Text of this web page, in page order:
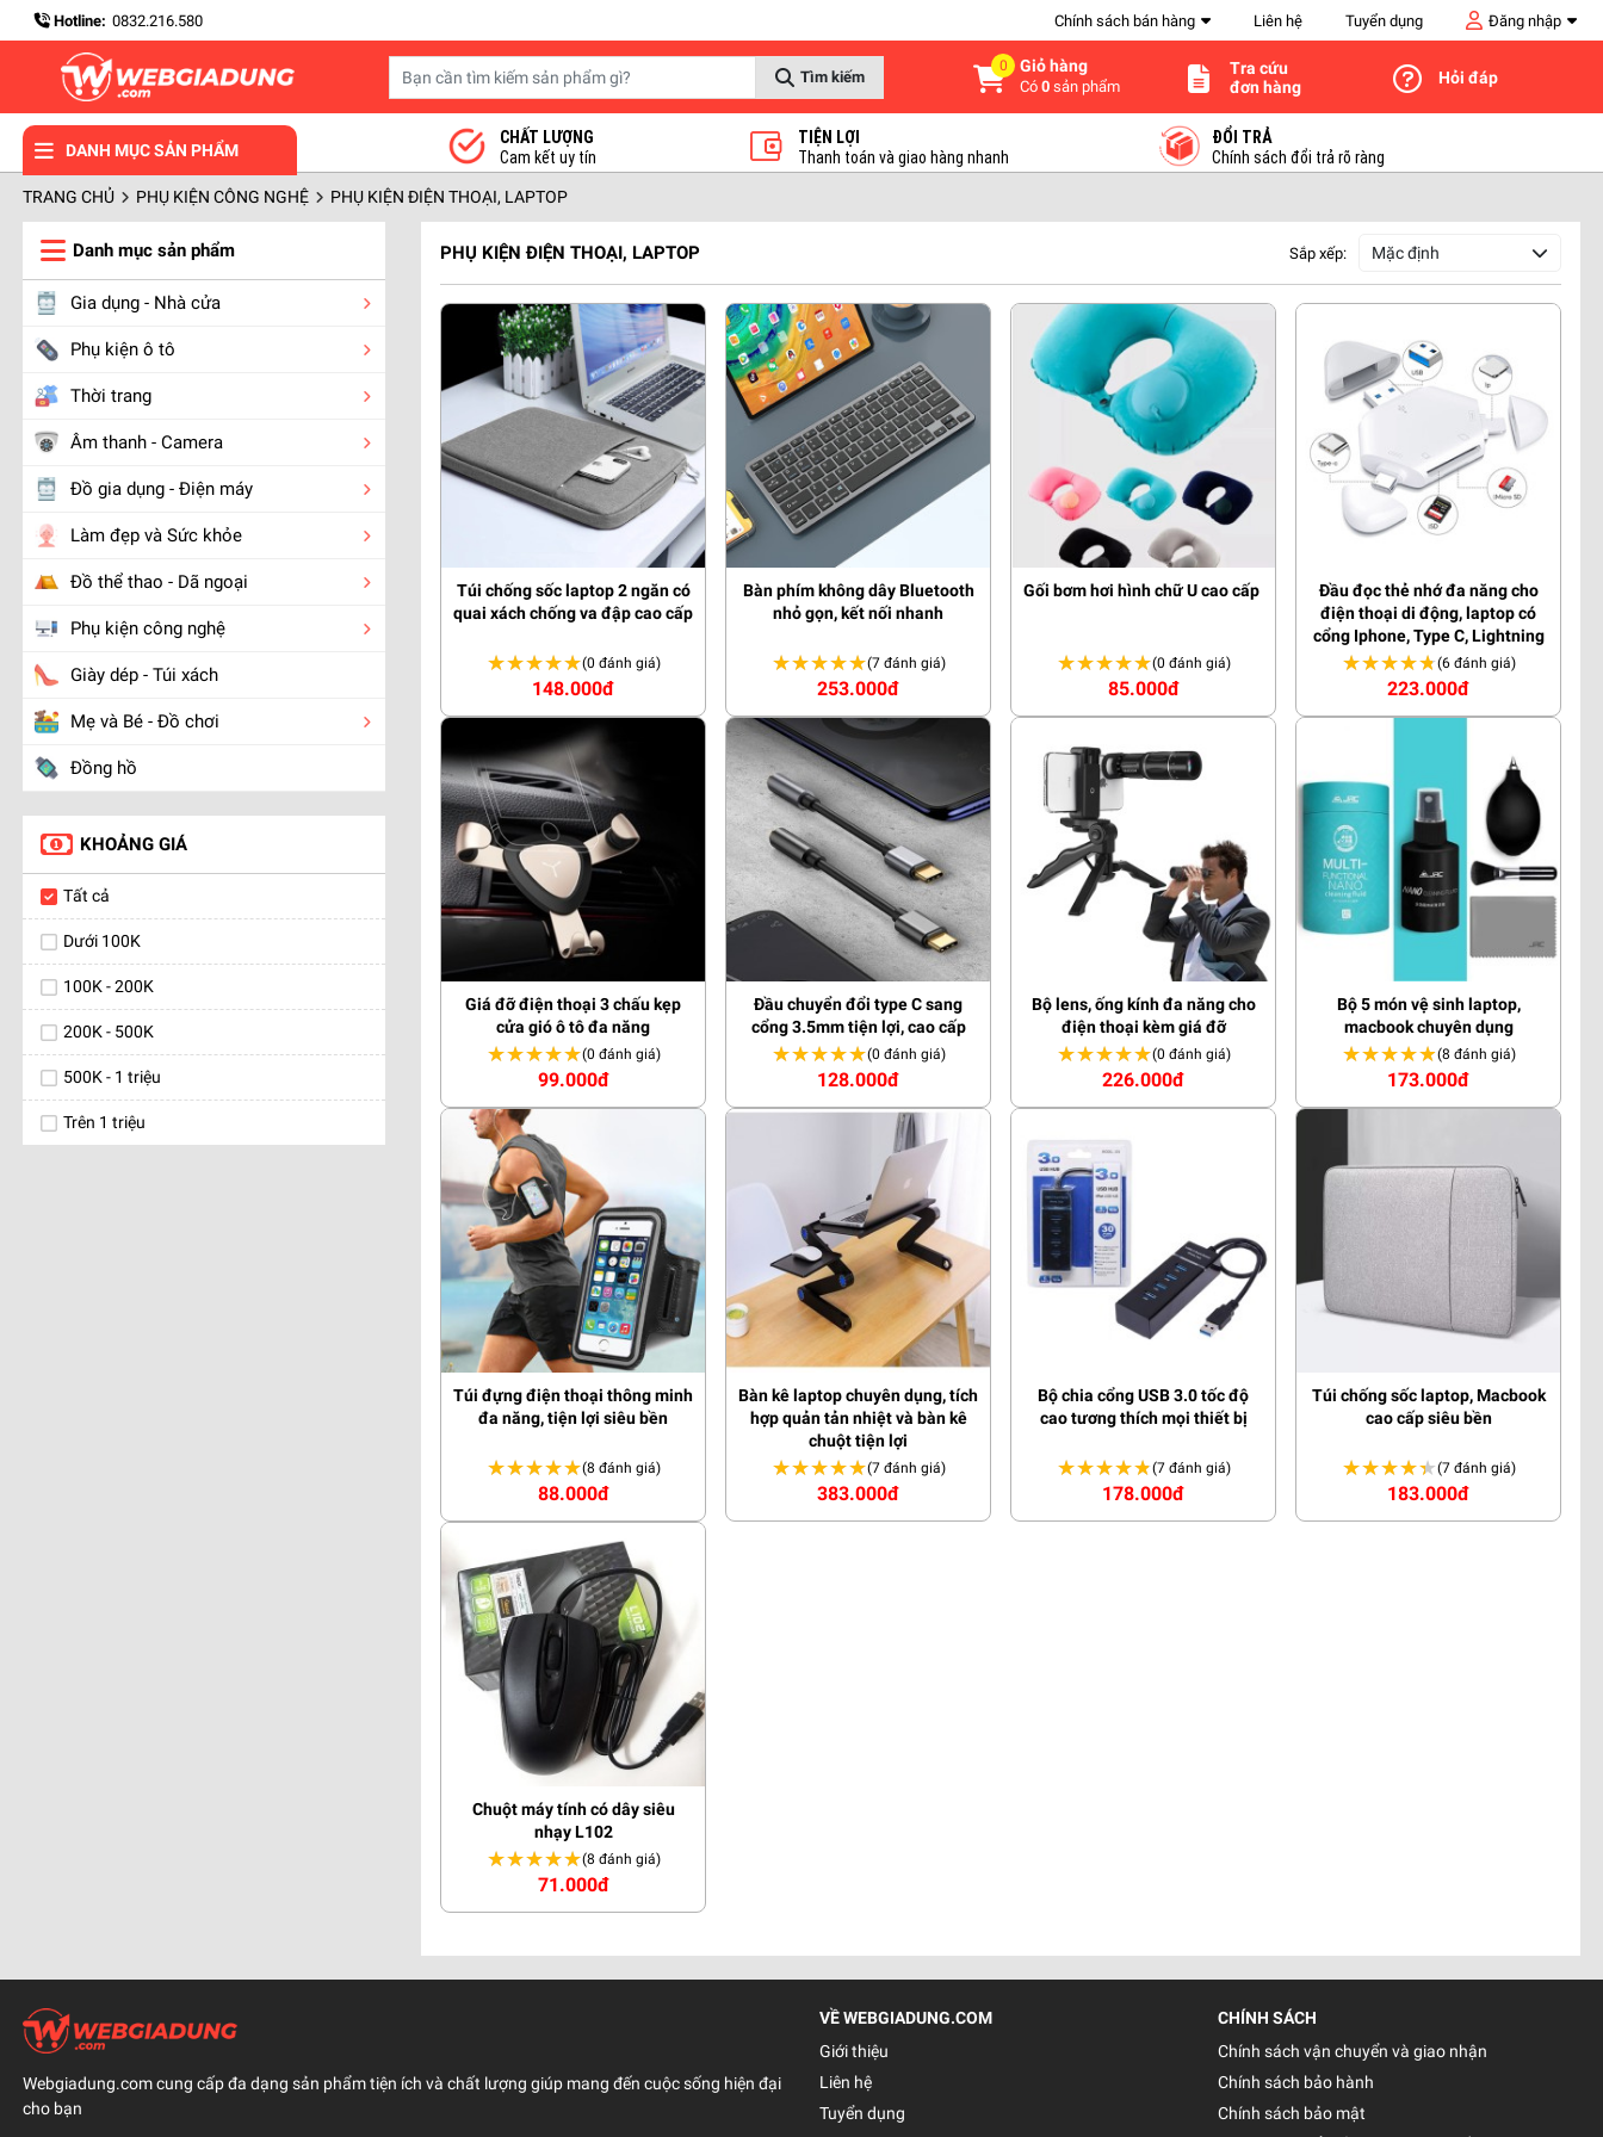
Hotline: 0832.216.580 Chính sách bán hàng Liên hệ Tuyển dụng Đăng nhập
Tìm kiếm
0 Giỏ hàng
Có0 sản phẩm
Tra cứu
đơn hàng
Hỏi đáp
DANH MỤC SẢN PHẨM
CHẤT LƯỢNG
Cam kết uy tín
TIỆN LỢI
Thanh toán và giao hàng nhanh
ĐỔI TRẢ
Chính sách đổi trả rõ ràng
TRANG CHỦ PHỤ KIỆN CÔNG NGHỆ PHỤ KIỆN ĐIỆN THOẠI, LAPTOP
Danh mục sản phẩm
Gia dụng - Nhà cửa
Phụ kiện ô tô
Thời trang
Âm thanh - Camera
Đồ gia dụng - Điện máy
Làm đẹp và Sức khỏe
Đồ thể thao - Dã ngoại
Phụ kiện công nghệ
Giày dép - Túi xách
Mẹ và Bé - Đồ chơi
Đồng hồ
KHOẢNG GIÁ
Tất cả
Dưới 100K
100K - 200K
200K - 500K
500K - 1 triệu
Trên 1 triệu
PHỤ KIỆN ĐIỆN THOẠI, LAPTOP Sắp xếp: Mặc định
Túi chống sốc laptop 2 ngăn có
quai xách chống va đập cao cấp
★★★★★
★★★★★(0 đánh giá)
148.000đ
Bàn phím không dây Bluetooth
nhỏ gọn, kết nối nhanh
★★★★★
★★★★★(7 đánh giá)
253.000đ
Gối bơm hơi hình chữ U cao cấp
★★★★★
★★★★★(0 đánh giá)
85.000đ
Đầu đọc thẻ nhớ đa năng cho
điện thoại di động, laptop có
cổng Iphone, Type C, Lightning
★★★★★
★★★★★(6 đánh giá)
223.000đ
Giá đỡ điện thoại 3 chấu kẹp
cửa gió ô tô đa năng
★★★★★
★★★★★(0 đánh giá)
99.000đ
Đầu chuyển đổi type C sang
cổng 3.5mm tiện lợi, cao cấp
★★★★★
★★★★★(0 đánh giá)
128.000đ
Bộ lens, ống kính đa năng cho
điện thoại kèm giá đỡ
★★★★★
★★★★★(0 đánh giá)
226.000đ
Bộ 5 món vệ sinh laptop,
macbook chuyên dụng
★★★★★
★★★★★(8 đánh giá)
173.000đ
Túi đựng điện thoại thông minh
đa năng, tiện lợi siêu bền
★★★★★
★★★★★(8 đánh giá)
88.000đ
Bàn kê laptop chuyên dụng, tích
hợp quản tản nhiệt và bàn kê
chuột tiện lợi
★★★★★
★★★★★(7 đánh giá)
383.000đ
Bộ chia cổng USB 3.0 tốc độ
cao tương thích mọi thiết bị
★★★★★
★★★★★(7 đánh giá)
178.000đ
Túi chống sốc laptop, Macbook
cao cấp siêu bền
★★★★★
★★★★★(7 đánh giá)
183.000đ
Chuột máy tính có dây siêu
nhạy L102
★★★★★
★★★★★(8 đánh giá)
71.000đ
Webgiadung.com cung cấp đa dạng sản phẩm tiện ích và chất lượng giúp mang đến cuộc sống hiện đại
cho bạn
VỀ WEBGIADUNG.COM
Giới thiệu
Liên hệ
Tuyển dụng
CHÍNH SÁCH
Chính sách vận chuyển và giao nhận
Chính sách bảo hành
Chính sách bảo mật